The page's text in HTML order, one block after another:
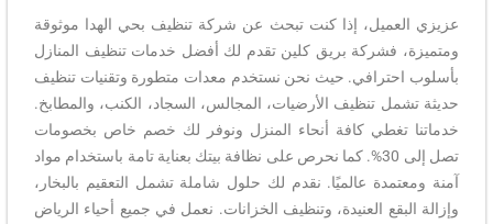
عزيزي العميل، إذا كنت تبحث عن شركة تنظيف بحي الهدا موثوقة
ومتميزة، فشركة بريق كلين تقدم لك أفضل خدمات تنظيف المنازل
بأسلوب احترافي. حيث نحن نستخدم معدات متطورة وتقنيات تنظيف
حديثة تشمل تنظيف الأرضيات، المجالس، السجاد، الكنب، والمطابخ.
خدماتنا تغطي كافة أنحاء المنزل ونوفر لك خصم خاص بخصومات
تصل إلى 30%. كما نحرص على نظافة بيتك بعناية تامة باستخدام مواد
آمنة ومعتمدة عالميًا. نقدم لك حلول شاملة تشمل التعقيم بالبخار،
وإزالة البقع العنيدة، وتنظيف الخزانات. نعمل في جميع أحياء الرياض